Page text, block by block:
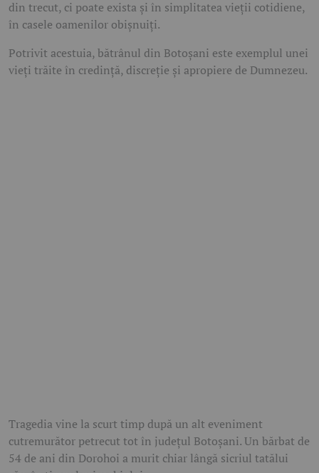
din trecut, ci poate exista și în simplitatea vieții cotidiene,
în casele oamenilor obișnuiți.
Potrivit acestuia, bătrânul din Botoșani este exemplul unei
vieți trăite în credință, discreție și apropiere de Dumnezeu.
Tragedia vine la scurt timp după un alt eveniment
cutremurător petrecut tot în județul Botoșani. Un bărbat de
54 de ani din Dorohoi a murit chiar lângă sicriul tatălui